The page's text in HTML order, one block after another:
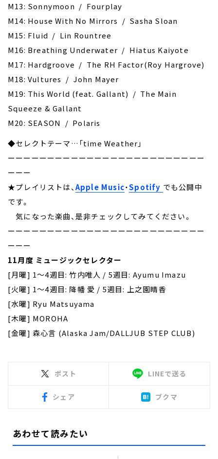
M13: Sonnymoon / Fourplay
M14: House With No Mirrors / Sasha Sloan
M15: Fluid / Lin Rountree
M16: Breathing Underwater / Hiatus Kaiyote
M17: Hardgroove / The RH Factor(Roy Hargrove)
M18: Vultures / John Mayer
M19: This World (feat. Gallant) / The Main
Squeeze & Gallant
M20: SEASON / Polaris
◆セレクトテーマ…「time Weather」
ーーーーーーーーーーーーーーーーーーーーーーーーー
ーーー
★プレイリストは、Apple Music・Spotify でも公開中
です。
気になった楽曲、是非チェックしてみてください。
ーーーーーーーーーーーーーーーーーーーーーーーーー
ーーー
11月度 ミュージックセレクター
[月曜] 1～4週目: 竹内唯人 / 5週目: Ayumu Imazu
[火曜] 1～4週目: 降幡 愛 / 5週目: 上之園晴香
[水曜] Ryu Matsuyama
[木曜] MOROHA
[金曜] 森心言 (Alaska Jam/DALLJUB STEP CLUB)
ポスト LINEで送る
シェア ブクマ
あわせて読みたい